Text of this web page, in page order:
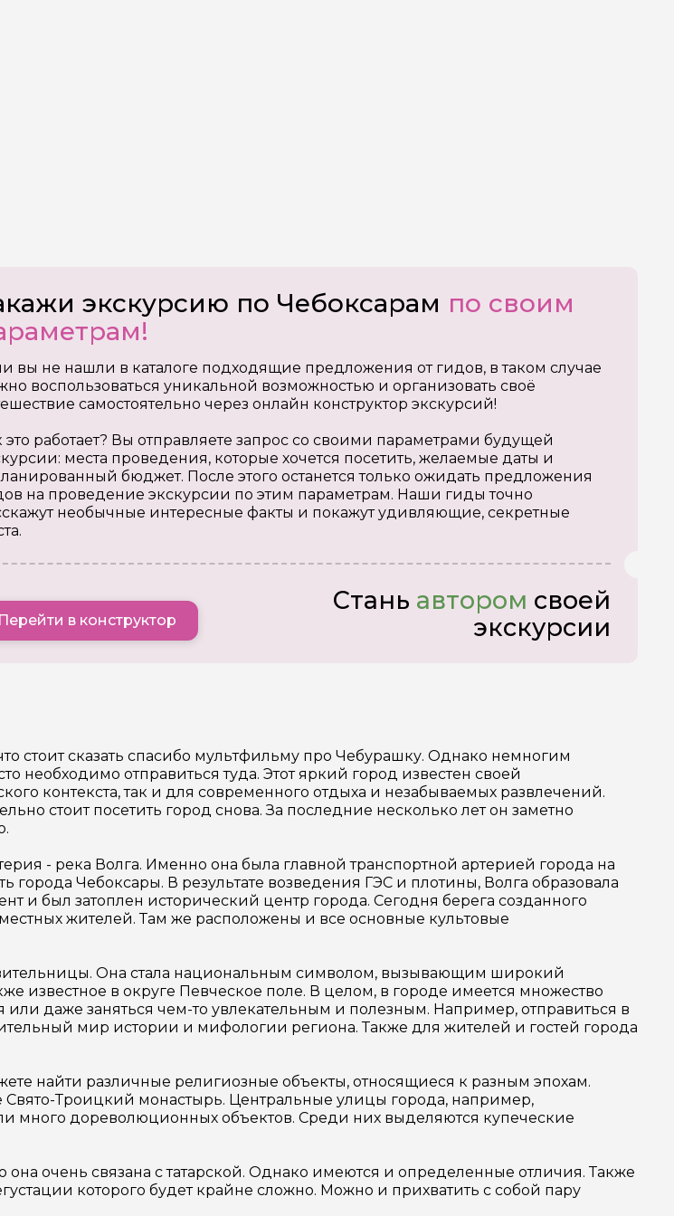
экскурсию по Чебоксарам по своим
вы не нашли в каталоге подходящие предложения от гидов, в таком случае
воспользоваться уникальной возможностью и организовать своё
самостоятельно через онлайн конструктор экскурсий!
это работает? Вы отправляете запрос со своими параметрами будущей
места проведения, которые хочется посетить, желаемые даты и
бюджет. После этого останется только ожидать предложения
на проведение экскурсии по этим параметрам. Наши гиды точно
необычные интересные факты и покажут удивляющие, секретные
Перейти в конструктор
Стань автором своей
экскурсии
стоит сказать спасибо мультфильму про Чебурашку. Однако немногим
необходимо отправиться туда. Этот яркий город известен своей
контекста, так и для современного отдыха и незабываемых развлечений.
стоит посетить город снова. За последние несколько лет он заметно
- река Волга. Именно она была главной транспортной артерией города на
Чебоксары. В результате возведения ГЭС и плотины, Волга образовала
и был затоплен исторический центр города. Сегодня берега созданного
жителей. Там же расположены и все основные культовые
Она стала национальным символом, вызывающим широкий
известное в округе Певческое поле. В целом, в городе имеется множество
даже заняться чем-то увлекательным и полезным. Например, отправиться в
мир истории и мифологии региона. Также для жителей и гостей города
найти различные религиозные объекты, относящиеся к разным эпохам.
Троицкий монастырь. Центральные улицы города, например,
много дореволюционных объектов. Среди них выделяются купеческие
очень связана с татарской. Однако имеются и определенные отличия. Также
которого будет крайне сложно. Можно и прихватить с собой пару